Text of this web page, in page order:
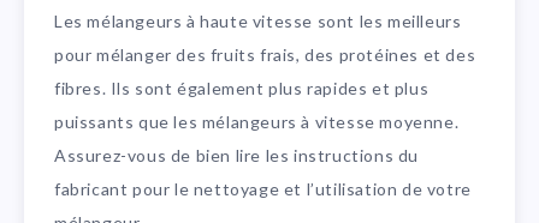
Les mélangeurs à haute vitesse sont les meilleurs
pour mélanger des fruits frais, des protéines et des
fibres. Ils sont également plus rapides et plus
puissants que les mélangeurs à vitesse moyenne.
Assurez-vous de bien lire les instructions du
fabricant pour le nettoyage et l’utilisation de votre